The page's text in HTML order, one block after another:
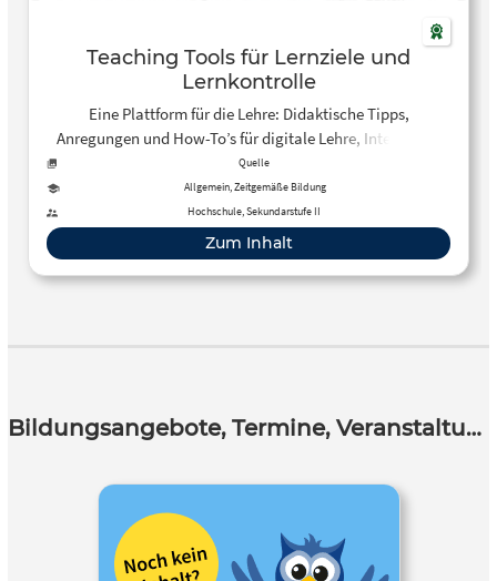
Teaching Tools für Lernziele und
Lernkontrolle
Eine Plattform für die Lehre: Didaktische Tipps,
Anregungen und How-To’s für digitale Lehre, Interaktion
und Diskussion, Fragen und Prüfungen sowie digitale
Tools.
Quelle
Allgemein, Zeitgemäße Bildung
Hochschule, Sekundarstufe II
Zum Inhalt
Bildungsangebote, Termine, Veranstaltungen